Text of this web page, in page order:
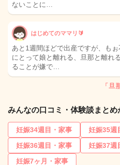
ないことに…
はじめてのママリ🔰
あと1週間ほどで出産ですが、も
にとって娘と離れる、旦那と離れ
ることが嫌で…
「旦
みんなの口コミ・体験談まとめ
妊娠34週目・家事
妊娠35週
妊娠36週目・家事
妊娠37週
妊娠7ヶ月・家事